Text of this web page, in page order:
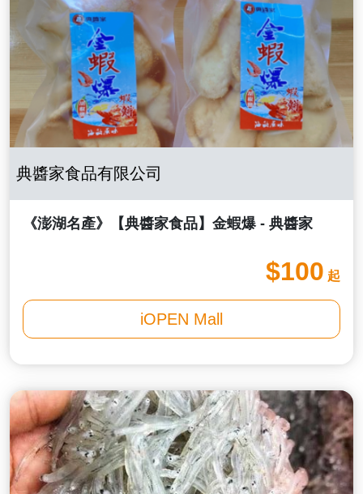
典醬家食品有限公司
《澎湖名產》【典醬家食品】金蝦爆 - 典醬家
$100 起
iOPEN Mall